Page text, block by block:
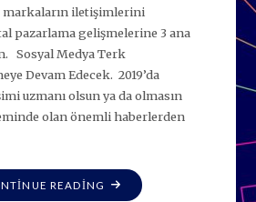
markaların iletişimlerini
pazarlama gelişmelerine 3 ana
Sosyal Medya Terk
Devam Edecek. 2019’da
uzmanı olsun ya da olmasın
olan önemli haberlerden
READING "2020’DE